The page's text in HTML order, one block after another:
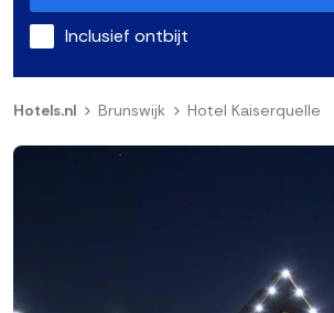
Inclusief ontbijt
Hotels.nl Brunswijk Hotel Kaiserquelle